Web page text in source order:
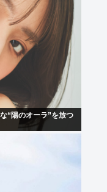
“陽のオーラ”を放つ